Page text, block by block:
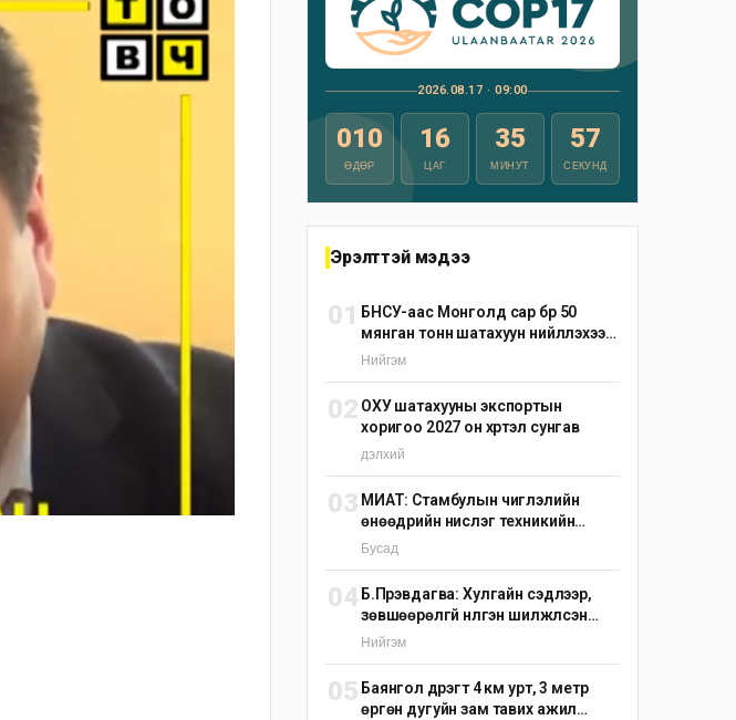
2026.08.17 · 09:00
010
ӨДӨР
16
ЦАГ
35
МИНУТ
56
СЕКУНД
Эрэлттэй мэдээ
01 БНСУ-аас Монголд сар бүр 50
мянган тонн шатахуун нийлүүлэхээр
тохиролцжээ
Нийгэм
02 ОХУ шатахууны экспортын
хоригоо 2027 он хүртэл сунгав
дэлхий
03 МИАТ: Стамбулын чиглэлийн
өнөөдрийн нислэг техникийн
шалтгаанаар цуцлагдлаа
Бусад
04 Б.Пүрэвдагва: Хулгайн сэдлээр,
зөвшөөрөлгүй нүүлгэн шилжүүлсэн
С.Зоригийн хөшөөг өнөөдрийн
Нийгэм
05 Баянгол дүүрэгт 4 км урт, 3 метр
өргөн дугуйн зам тавих ажил